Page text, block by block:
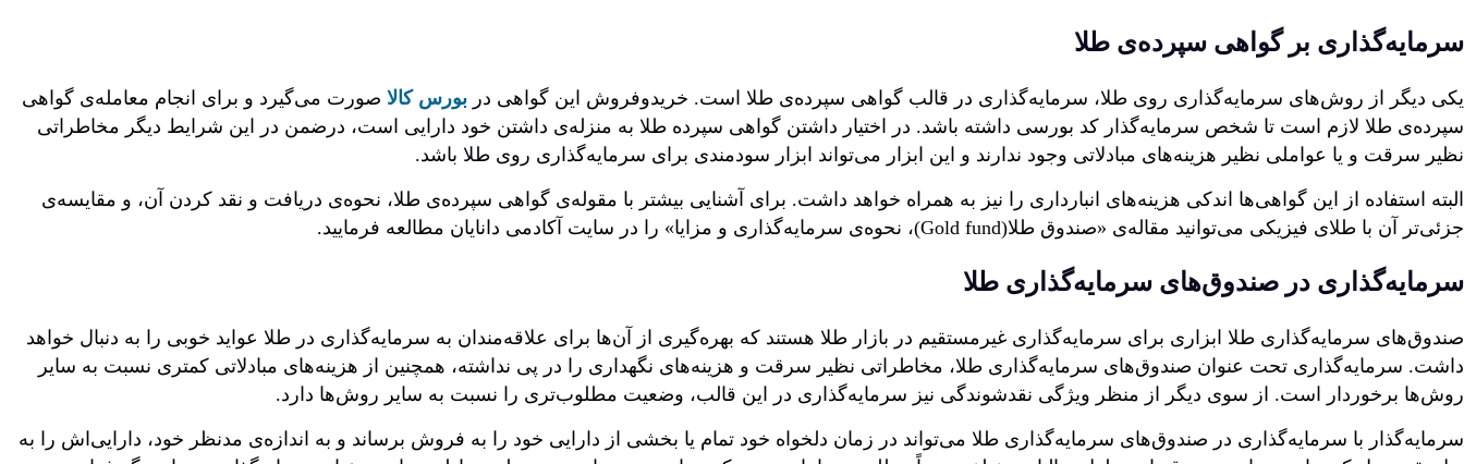
سرمایه‌گذاری بر گواهی سپرده‌ی طلا
یکی دیگر از روش‌های سرمایه‌گذاری روی طلا، سرمایه‌گذاری در قالب گواهی سپرده‌ی طلا است. خریدوفروش این گواهی در بورس کالا صورت می‌گیرد و برای انجام معامله‌ی گواهی
سپرده‌ی طلا لازم است تا شخص سرمایه‌گذار کد بورسی داشته باشد. در اختیار داشتن گواهی سپرده طلا به منزله‌ی داشتن خود دارایی است، درضمن در این شرایط دیگر مخاطراتی
نظیر سرقت و یا عواملی نظیر هزینه‌های مبادلاتی وجود ندارند و این ابزار می‌تواند ابزار سودمندی برای سرمایه‌گذاری روی طلا باشد.
البته استفاده از این گواهی‌ها اندکی هزینه‌های انبارداری را نیز به همراه خواهد داشت. برای آشنایی بیشتر با مقوله‌ی گواهی سپرده‌ی طلا، نحوه‌ی دریافت و نقد کردن آن، و مقایسه‌ی
جزئی‌تر آن با طلای فیزیکی می‌توانید مقاله‌ی «صندوق‌ طلا(Gold fund)، نحوه‌ی سرمایه‌گذاری و مزایا» را در سایت آکادمی دانایان مطالعه فرمایید.
سرمایه‌گذاری در صندوق‌های سرمایه‌گذاری طلا
صندوق‌های سرمایه‌گذاری طلا ابزاری برای سرمایه‌گذاری غیرمستقیم در بازار طلا هستند که بهره‌گیری از آن‌ها برای علاقه‌مندان به سرمایه‌گذاری در طلا عواید خوبی را به دنبال خواهد
داشت. سرمایه‌گذاری تحت عنوان صندوق‌های سرمایه‌گذاری طلا، مخاطراتی نظیر سرقت و هزینه‌های نگهداری را در پی نداشته، همچنین از هزینه‌های مبادلاتی کمتری نسبت به سایر
روش‌ها برخوردار است. از سوی دیگر از منظر ویژگی نقدشوندگی نیز سرمایه‌گذاری در این قالب، وضعیت مطلوب‌تری را نسبت به سایر روش‌ها دارد.
سرمایه‌گذار با سرمایه‌گذاری در صندوق‌های سرمایه‌گذاری طلا می‌تواند در زمان دلخواه خود تمام یا بخشی از دارایی خود را به فروش برساند و به اندازه‌ی مدنظر خود، دارایی‌اش را به